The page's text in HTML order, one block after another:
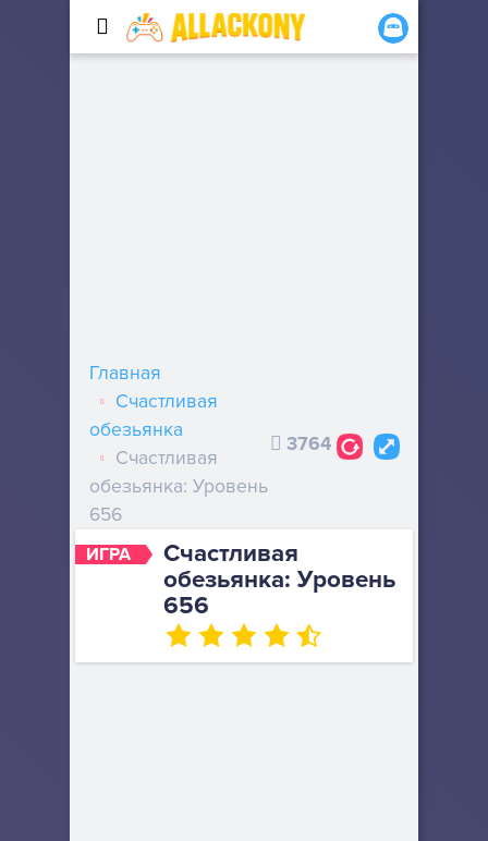
ИГРА
Счастливая
обезьянка: Уровень
656
Главная
Счастливая
обезьянка
Счастливая
обезьянка: Уровень
656
3764